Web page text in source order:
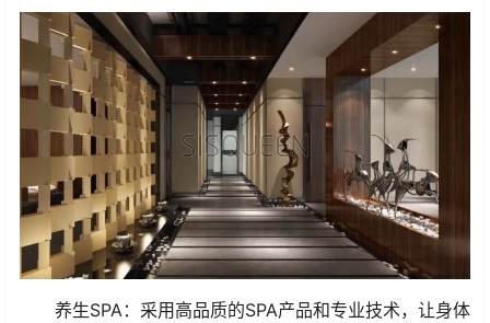
养生SPA：采用高品质的SPA产品和专业技术，让身体